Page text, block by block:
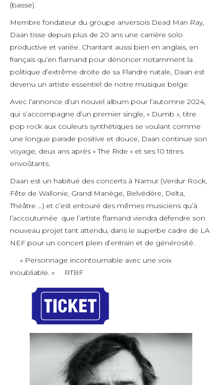
(basse).
Membre fondateur du groupe anversois Dead Man Ray,
Daan tisse depuis plus de 20 ans une carrière solo
productive et variée. Chantant aussi bien en anglais, en
français qu’en flamand pour dénoncer notamment la
politique d’extrême droite de sa Flandre natale, Daan est
devenu un artiste essentiel de notre musique belge.
Avec l’annonce d’un nouvel album pour l’automne 2024,
qui s’accompagne d’un premier single, « Dumb », titre
pop rock aux couleurs synthétiques se voulant comme
une longue parade positive et douce, Daan continue son
voyage, deux ans après « The Ride » et ses 10 titres
envoûtants.
Daan est un habitué des concerts à Namur (Verdur Rock,
Fête de Wallonie, Grand Manège, Belvédère, Delta,
Théâtre …) et c’est entouré des mêmes musiciens qu’à
l’accoutumée que l’artiste flamand viendra défendre son
nouveau projet tant attendu, dans le superbe cadre de LA
NEF pour un concert plein d’entrain et de générosité.
« Personnage incontournable avec une voix
inoubliable. » RTBF